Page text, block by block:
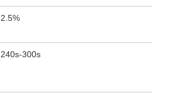
2.5%
240s-300s